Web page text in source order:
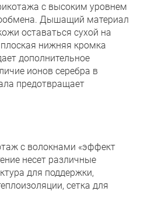
с высоким уровнем
Дышащий материал
оставаться сухой на
нижняя кромка
дополнительное
ионов серебра в
предотвращает
с волокнами «эффект
несет различные
для поддержки,
сетка для